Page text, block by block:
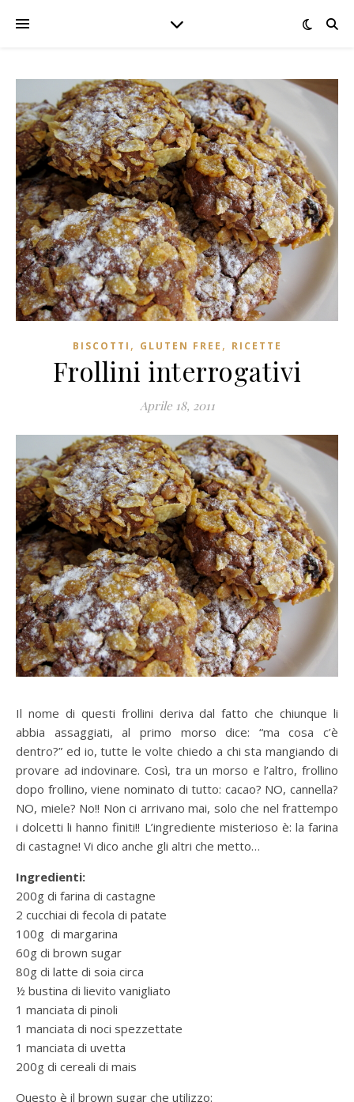
BISCOTTI , GLUTEN FREE , RICETTE
Frollini interrogativi
Aprile 18, 2011
Il nome di questi frollini deriva dal fatto che chiunque li
abbia assaggiati, al primo morso dice: “ma cosa c’è
dentro?” ed io, tutte le volte chiedo a chi sta mangiando di
provare ad indovinare. Così, tra un morso e l’altro, frollino
dopo frollino, viene nominato di tutto: cacao? NO, cannella?
NO, miele? No!! Non ci arrivano mai, solo che nel frattempo
i dolcetti li hanno finiti!! L’ingrediente misterioso è: la farina
di castagne! Vi dico anche gli altri che metto…
Ingredienti:
200g di farina di castagne
2 cucchiai di fecola di patate
100g di margarina
60g di brown sugar
80g di latte di soia circa
½ bustina di lievito vanigliato
1 manciata di pinoli
1 manciata di noci spezzettate
1 manciata di uvetta
200g di cereali di mais
Questo è il brown sugar che utilizzo: